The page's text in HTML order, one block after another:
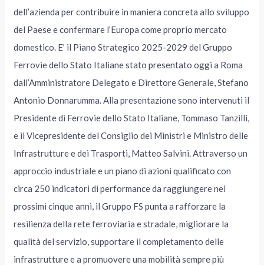
dell’azienda per contribuire in maniera concreta allo sviluppo
del Paese e confermare l’Europa come proprio mercato
domestico. E’ il Piano Strategico 2025-2029 del Gruppo
Ferrovie dello Stato Italiane stato presentato oggi a Roma
dall’Amministratore Delegato e Direttore Generale, Stefano
Antonio Donnarumma. Alla presentazione sono intervenuti il
Presidente di Ferrovie dello Stato Italiane, Tommaso Tanzilli,
e il Vicepresidente del Consiglio dei Ministri e Ministro delle
Infrastrutture e dei Trasporti, Matteo Salvini. Attraverso un
approccio industriale e un piano di azioni qualificato con
circa 250 indicatori di performance da raggiungere nei
prossimi cinque anni, il Gruppo FS punta a rafforzare la
resilienza della rete ferroviaria e stradale, migliorare la
qualità del servizio, supportare il completamento delle
infrastrutture e a promuovere una mobilità sempre più